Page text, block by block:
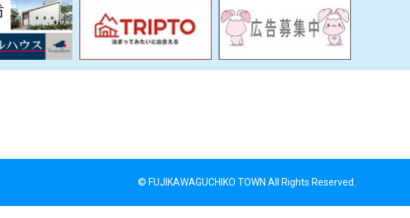
© FUJIKAWAGUCHIKO TOWN All Rights Reserved.